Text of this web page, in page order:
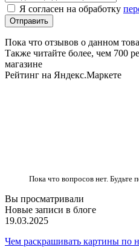
Я согласен на обработку
Пока что отзывов о данном
Также читайте более, чем 700
магазине
Рейтинг на Яндекс.Маркете
Пока что вопросов нет. Будьте
Вы просматривали
Новые записи в блоге
19.03.2025
Чем раскрашивать картины по